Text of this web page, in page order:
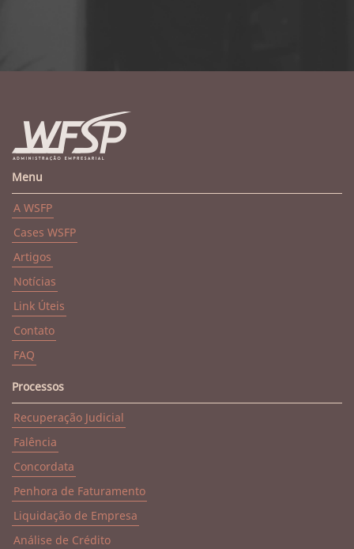
Menu
A WSFP
Cases WSFP
Artigos
Notícias
Link Úteis
Contato
FAQ
Processos
Recuperação Judicial
Falência
Concordata
Penhora de Faturamento
Liquidação de Empresa
Análise de Crédito